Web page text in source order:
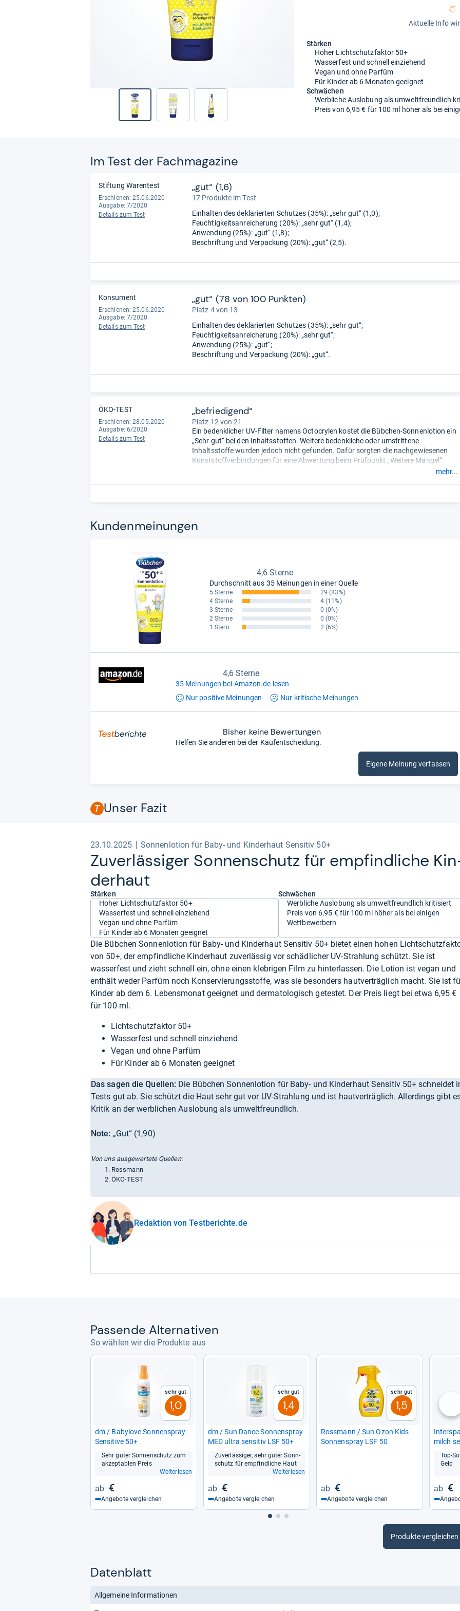
Aktuelle Info
Stärken
Hoher Lichtschutzfaktor 50+
Wasserfest und schnell einziehend
Vegan und ohne Parfüm
Für Kinder ab 6 Monaten geeignet
Schwächen
Werbliche Auslobung als umweltfreundlich
Preis von 6,95 € für 100 ml höher als bei
Im Test der Fach­ma­ga­zine
Stiftung Warentest
Erschienen: 25.06.2020
Ausgabe: 7/2020
Details zum Test
„gut“ (1,6)
17 Produkte im Test
Einhalten des deklarierten Schutzes (35%): „sehr gut“ (1,0);
Feuchtigkeitsanreicherung (20%): „sehr gut“ (1,4);
Anwendung (25%): „gut“ (1,8);
Beschriftung und Verpackung (20%): „gut“ (2,5).
Konsument
Erschienen: 25.06.2020
Ausgabe: 7/2020
Details zum Test
„gut“ (78 von 100 Punkten)
Platz 4 von 13
Einhalten des deklarierten Schutzes (35%): „sehr gut“;
Feuchtigkeitsanreicherung (20%): „sehr gut“;
Anwendung (25%): „gut“;
Beschriftung und Verpackung (20%): „gut“.
ÖKO-TEST
Erschienen: 28.05.2020
Ausgabe: 6/2020
Details zum Test
„befriedigend“
Platz 12 von 21
Ein bedenklicher UV-Filter namens Octocrylen kostet die Bübchen-Sonnenlotion ein
„Sehr gut“ bei den Inhaltsstoffen. Weitere bedenkliche oder umstrittene
Inhaltsstoffe wurden jedoch nicht gefunden. Dafür sorgten die nachgewiesenen
Kunststoffverbindungen für eine Abwertung beim Prüfpunkt „Weitere Mängel“.
mehr...
Kun­den­mei­nun­gen
4,6 Sterne
Durchschnitt aus 35 Meinungen in einer Quelle
5 Sterne 29 (83%)
4 Sterne
4 (11%)
3 Sterne
0 (0%)
2 Sterne
0 (0%)
1 Stern
2 (6%)
4,6 Sterne
35 Meinungen bei Amazon.de lesen
Nur positive Meinungen Nur kritische Meinungen
Bisher keine Bewertungen
Helfen Sie anderen bei der Kaufentscheidung.
Eigene Meinung verfassen
Unser Fazit
23.10.2025 Sonnenlotion für Baby- und Kinderhaut Sensitiv 50+
Zuver­läs­si­ger Son­nen­schutz für emp­find­li­che
der­haut
Stärken
Hoher Lichtschutzfaktor 50+
Wasserfest und schnell einziehend
Vegan und ohne Parfüm
Für Kinder ab 6 Monaten geeignet
Schwächen
Werbliche Auslobung als umweltfreundlich kritisiert
Preis von 6,95 € für 100 ml höher als bei einigen
Wettbewerbern
Die Bübchen Sonnenlotion für Baby- und Kinderhaut Sensitiv 50+ bietet einen hohen
von 50+, der empfindliche Kinderhaut zuverlässig vor schädlicher UV-Strahlung schützt. Sie ist
wasserfest und zieht schnell ein, ohne einen klebrigen Film zu hinterlassen. Die Lotion ist vegan und
enthält weder Parfüm noch Konservierungsstoffe, was sie besonders hautverträglich macht. Sie ist
Kinder ab dem 6. Lebensmonat geeignet und dermatologisch getestet. Der Preis liegt bei etwa 6,95 €
für 100 ml.
Lichtschutzfaktor 50+
Wasserfest und schnell einziehend
Vegan und ohne Parfüm
Für Kinder ab 6 Monaten geeignet
Das sagen die Quellen: Die Bübchen Sonnenlotion für Baby- und Kinderhaut Sensitiv 50+ schneidet
Tests gut ab. Sie schützt die Haut sehr gut vor UV-Strahlung und ist hautverträglich. Allerdings gibt
Kritik an der werblichen Auslobung als umweltfreundlich.
Note: „Gut“ (1,90)
Von uns ausgewertete Quellen:
Rossmann
ÖKO-TEST
Redaktion von Testberichte.de
Pas­sende Alter­na­ti­ven
So wählen wir die Produkte aus
Sehr gut
1,0
dm / Baby­love Son­nen­spray
Sen­si­tive 50+
Sehr guter Son­nen­schutz zum
akzep­ta­blen Preis
Weiterlesen
€
Angebote vergleichen
Sehr gut
1,4
dm / Sun Dance Son­nen­spray
MED ultra sen­si­tiv LSF 50+
Zuver­läs­si­ger, sehr guter Sonn­
schutz für emp­find­li­che Haut
Weiterlesen
€
Angebote vergleichen
Sehr gut
1,5
Ross­mann / Sun Ozon Kids
Son­nen­spray LSF 50
€
Angebote vergleichen
milch
Top-​
Geld
€
Produkte vergleichen
Datenblatt
Allgemeine Informationen